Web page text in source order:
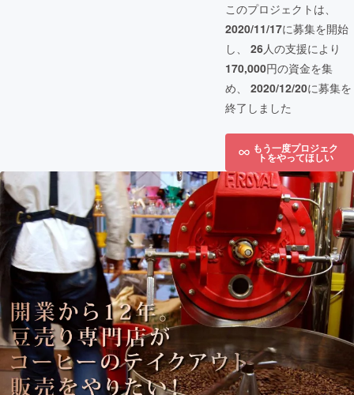
このプロジェクトは、
2020/11/17に募集を開始
し、 26人の支援により
170,000円の資金を集
め、 2020/12/20に募集を
終了しました
もう一度プロジェク
トをやってほしい